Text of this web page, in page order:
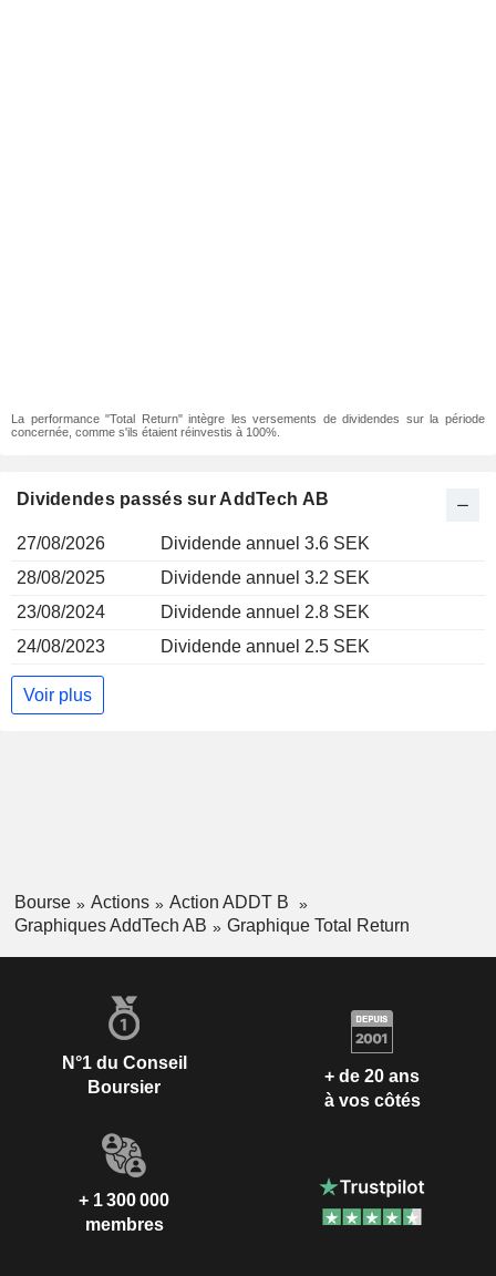
La performance "Total Return" intègre les versements de dividendes sur la période
concernée, comme s'ils étaient réinvestis à 100%.
Dividendes passés sur AddTech AB
27/08/2026
Dividende annuel 3.6 SEK
28/08/2025
Dividende annuel 3.2 SEK
23/08/2024
Dividende annuel 2.8 SEK
24/08/2023
Dividende annuel 2.5 SEK
Voir plus
Bourse Actions
Action ADDT B
Graphiques AddTech AB
Graphique Total Return
N°1 du Conseil
Boursier
+ de 20 ans
à vos côtés
+ 1 300 000
membres